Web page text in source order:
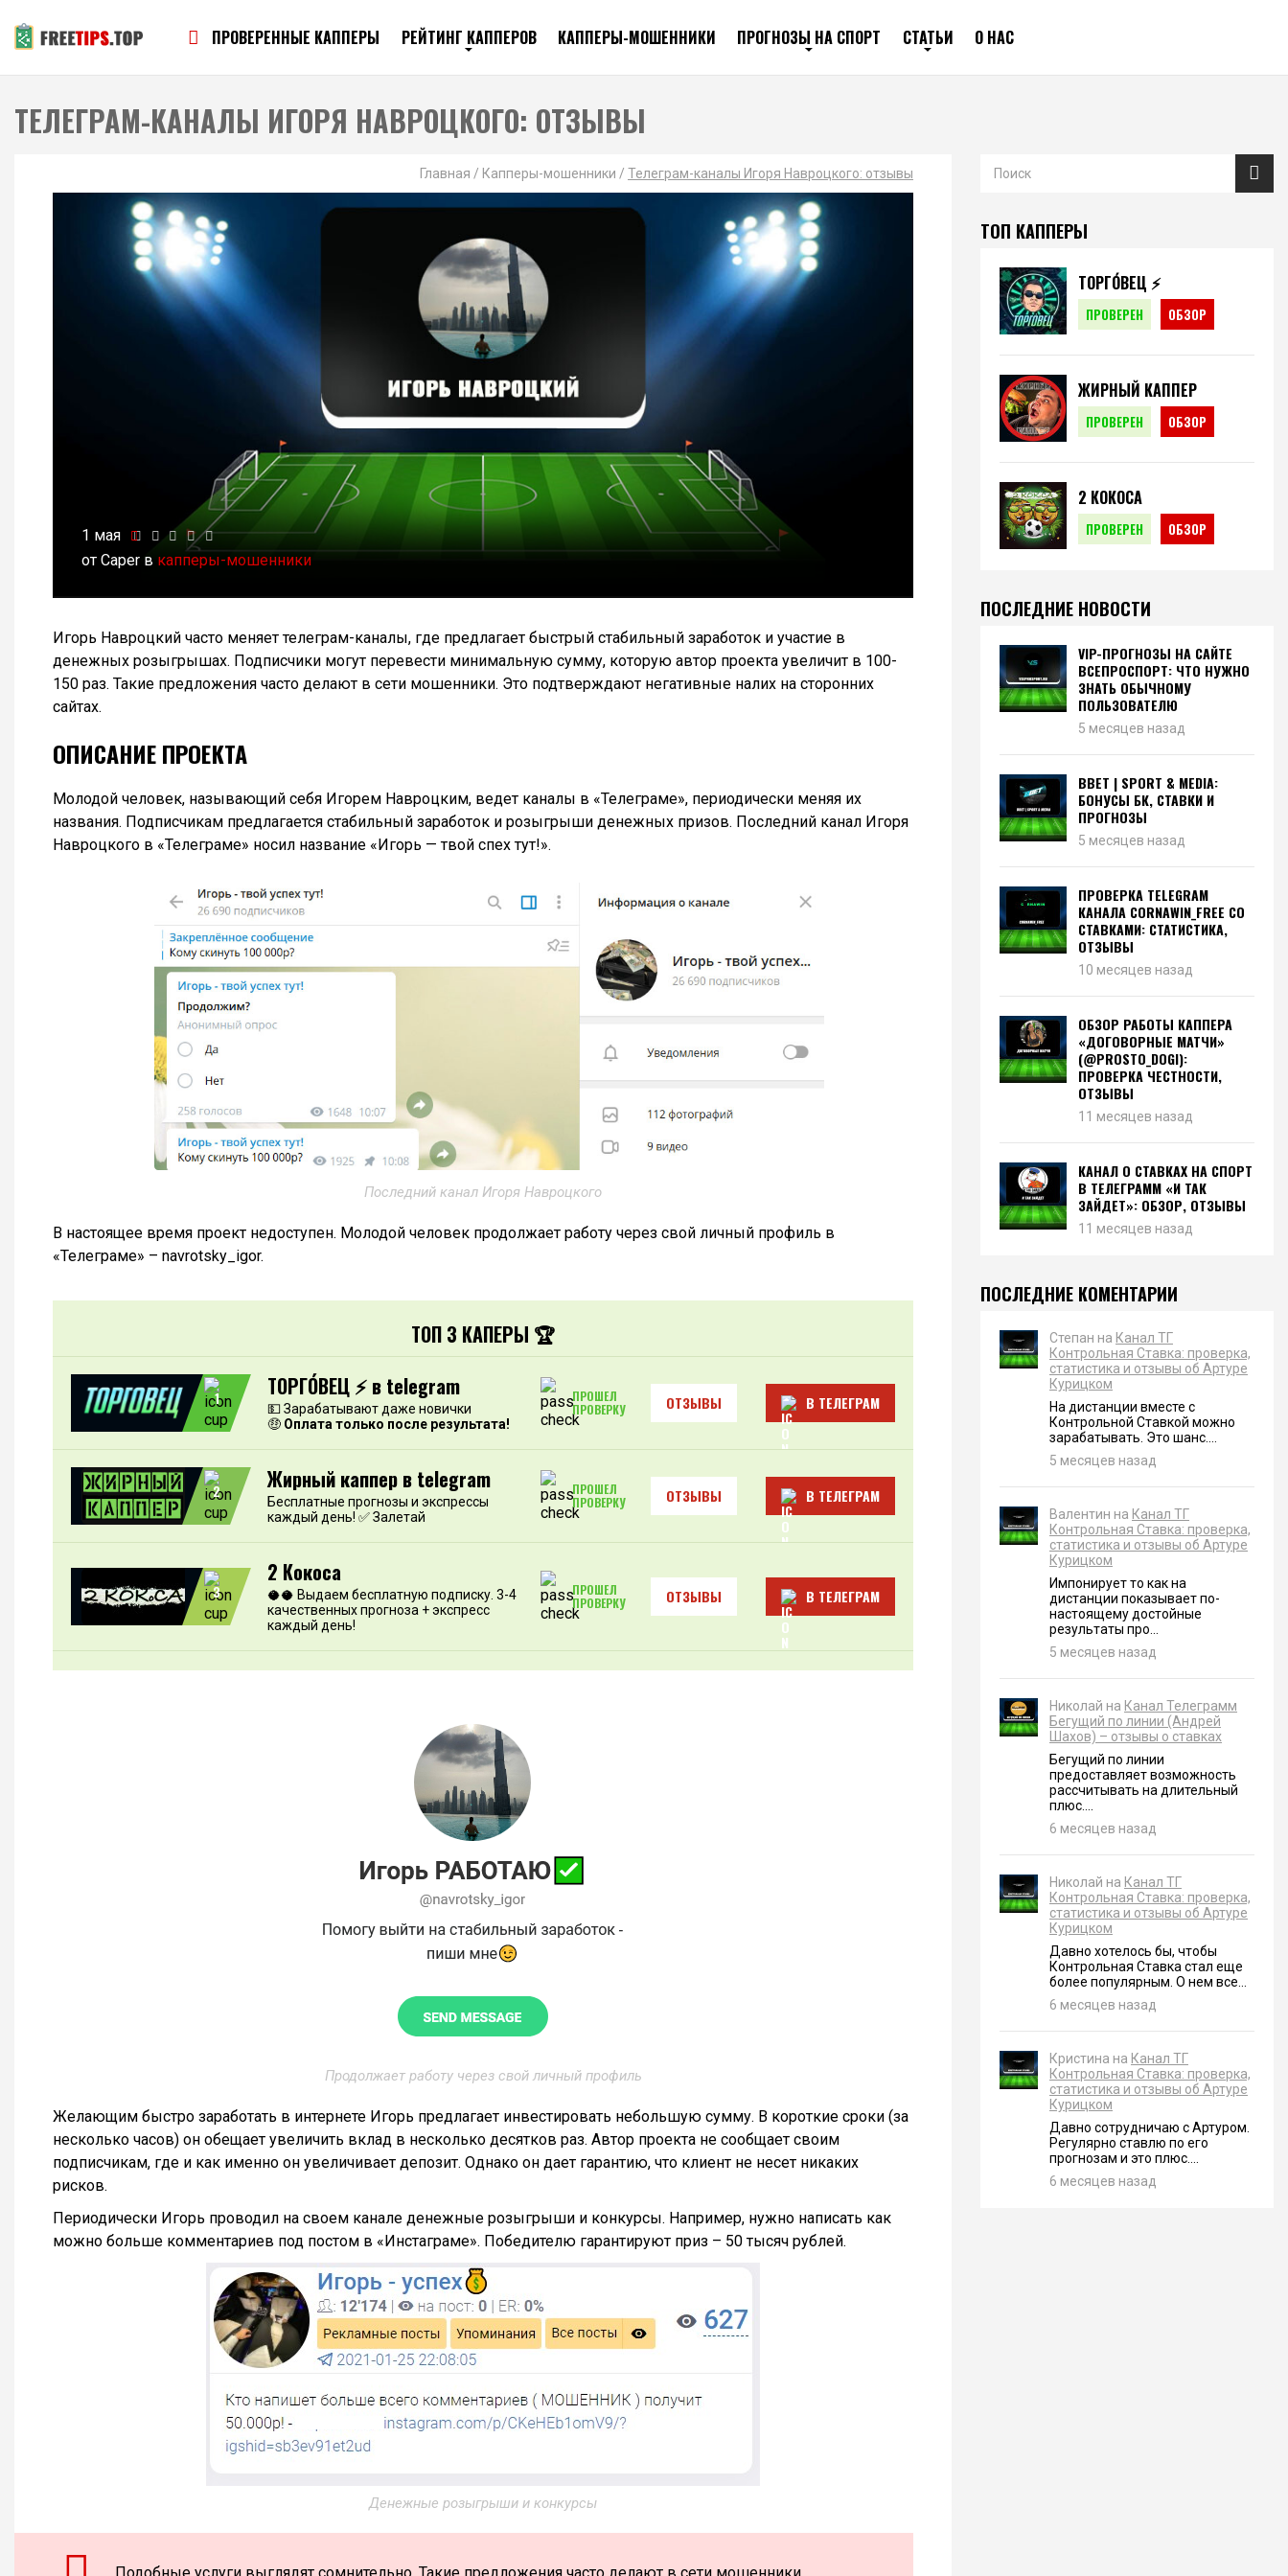
ПРОВЕРЕННЫЕ КАППЕРЫ РЕЙТИНГ КАППЕРОВ КАППЕРЫ-МОШЕННИКИ ПРОГНОЗЫ НА СПОРТ СТАТЬИ О НАС
ТЕЛЕГРАМ-КАНАЛЫ ИГОРЯ НАВРОЦКОГО: ОТЗЫВЫ
Главная / Капперы-мошенники / Телеграм-каналы Игоря Навроцкого: отзывы
1 мая
от Caper в капперы-мошенники
Игорь Навроцкий часто меняет телеграм-каналы, где предлагает быстрый стабильный заработок и участие в
денежных розыгрышах. Подписчики могут перевести минимальную сумму, которую автор проекта увеличит в 100-
150 раз. Такие предложения часто делают в сети мошенники. Это подтверждают негативные налих на сторонних
сайтах.
ОПИСАНИЕ ПРОЕКТА
Молодой человек, называющий себя Игорем Навроцким, ведет каналы в «Телеграме», периодически меняя их
названия. Подписчикам предлагается стабильный заработок и розыгрыши денежных призов. Последний канал Игоря
Навроцкого в «Телеграме» носил название «Игорь — твой спех тут!».
Последний канал Игоря Навроцкого
В настоящее время проект недоступен. Молодой человек продолжает работу через свой личный профиль в
«Телеграме» – navrotsky_igor.
ТОП 3 КАПЕРЫ 🏆
1 ТОРГО́ВЕЦ ⚡️ в telegram
💵 Зарабатывают даже новички
🤑 Оплата только после результата!
ПРОШЕЛ
ПРОВЕРКУ
ОТЗЫВЫ В ТЕЛЕГРАМ
2 Жирный каппер в telegram
Бесплатные прогнозы и экспрессы
каждый день! ✅ Залетай
ПРОШЕЛ
ПРОВЕРКУ
ОТЗЫВЫ В ТЕЛЕГРАМ
3
2 Кокоса
🥥🥥 Выдаем бесплатную подписку. 3-4
качественных прогноза + экспресс
каждый день!
ПРОШЕЛ
ПРОВЕРКУ
ОТЗЫВЫ В ТЕЛЕГРАМ
Продолжает работу через свой личный профиль
Желающим быстро заработать в интернете Игорь предлагает инвестировать небольшую сумму. В короткие сроки (за
несколько часов) он обещает увеличить вклад в несколько десятков раз. Автор проекта не сообщает своим
подписчикам, где и как именно он увеличивает депозит. Однако он дает гарантию, что клиент не несет никаких
рисков.
Периодически Игорь проводил на своем канале денежные розыгрыши и конкурсы. Например, нужно написать как
можно больше комментариев под постом в «Инстаграме». Победителю гарантируют приз – 50 тысяч рублей.
Денежные розыгрыши и конкурсы
ТОП КАППЕРЫ
ТОРГО́ВЕЦ ⚡️
ПРОВЕРЕН ОБЗОР
ЖИРНЫЙ КАППЕР
ПРОВЕРЕН ОБЗОР
2 КОКОСА
ПРОВЕРЕН ОБЗОР
ПОСЛЕДНИЕ НОВОСТИ
VIP-ПРОГНОЗЫ НА САЙТЕ
ВСЕПРОСПОРТ: ЧТО НУЖНО
ЗНАТЬ ОБЫЧНОМУ
ПОЛЬЗОВАТЕЛЮ
5 месяцев назад
BBET | SPORT & MEDIA:
БОНУСЫ БК, СТАВКИ И
ПРОГНОЗЫ
5 месяцев назад
ПРОВЕРКА TELEGRAM
КАНАЛА CORNAWIN_FREE СО
СТАВКАМИ: СТАТИСТИКА,
ОТЗЫВЫ
10 месяцев назад
ОБЗОР РАБОТЫ КАППЕРА
«ДОГОВОРНЫЕ МАТЧИ»
(@PROSTO_DOGI):
ПРОВЕРКА ЧЕСТНОСТИ,
ОТЗЫВЫ
11 месяцев назад
КАНАЛ О СТАВКАХ НА СПОРТ
В ТЕЛЕГРАММ «И ТАК
ЗАЙДЕТ»: ОБЗОР, ОТЗЫВЫ
11 месяцев назад
ПОСЛЕДНИЕ КОМЕНТАРИИ
Степан на Канал ТГ
Контрольная Ставка: проверка,
статистика и отзывы об Артуре
Курицком
На дистанции вместе с
Контрольной Ставкой можно
зарабатывать. Это шанс....
5 месяцев назад
Валентин на Канал ТГ
Контрольная Ставка: проверка,
статистика и отзывы об Артуре
Курицком
Импонирует то как на
дистанции показывает по-
настоящему достойные
результаты про...
5 месяцев назад
Николай на Канал Телеграмм
Бегущий по линии (Андрей
Шахов) – отзывы о ставках
Бегущий по линии
предоставляет возможность
рассчитывать на длительный
плюс....
6 месяцев назад
Николай на Канал ТГ
Контрольная Ставка: проверка,
статистика и отзывы об Артуре
Курицком
Давно хотелось бы, чтобы
Контрольная Ставка стал еще
более популярным. О нем все...
6 месяцев назад
Кристина на Канал ТГ
Контрольная Ставка: проверка,
статистика и отзывы об Артуре
Курицком
Давно сотрудничаю с Артуром.
Регулярно ставлю по его
прогнозам и это плюс....
6 месяцев назад